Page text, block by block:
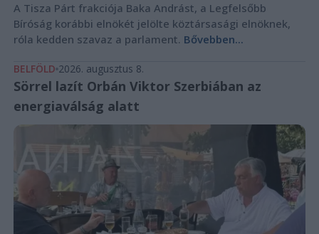
A Tisza Párt frakciója Baka Andrást, a Legfelsőbb
Bíróság korábbi elnökét jelölte köztársasági elnöknek,
róla kedden szavaz a parlament. Bővebben...
BELFÖLD 2026. augusztus 8.
Sörrel lazít Orbán Viktor Szerbiában az
energiaválság alatt